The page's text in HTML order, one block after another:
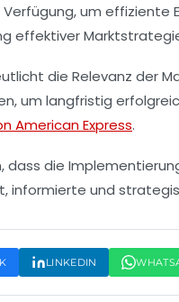
um
effektiver
die Relevanz der
um langfristig
American Express.
die
informierte und
LINKEDIN